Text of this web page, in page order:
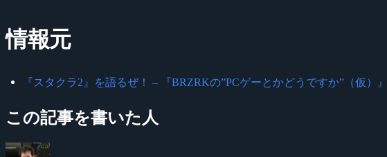
情報元
『スタクラ2』を語るぜ！ – 『BRZRKの”PCゲーとかどうですか”（仮）』
この記事を書いた人